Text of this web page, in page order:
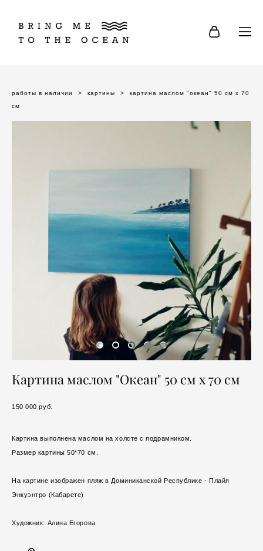
работы в наличии > картины >
картина маслом "океан" 50 см х 70
см
Картина маслом "Океан" 50 см х 70 см
150 000 pуб.
Картина выполнена маслом на холсте c подрамником.
Размер картины 50*70 см.
На картине изображен пляж в Доминиканской Республике - Плайя
Энкуэнтро (Кабарете)
Художник: Алина Егорова